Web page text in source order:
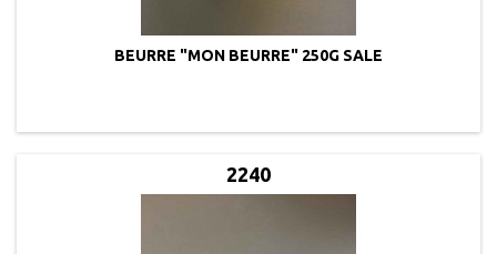
BEURRE "MON BEURRE" 250G SALE
2240